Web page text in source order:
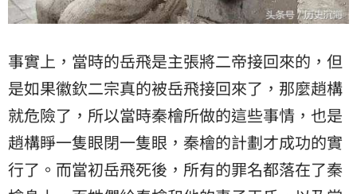
事實上，當時的岳飛是主張將二帝接回來的，但
是如果徽欽二宗真的被岳飛接回來了，那麼趙構
就危險了，所以當時秦檜所做的這些事情，也是
趙構睜一隻眼閉一隻眼，秦檜的計劃才成功的實
行了。而當初岳飛死後，所有的罪名都落在了秦